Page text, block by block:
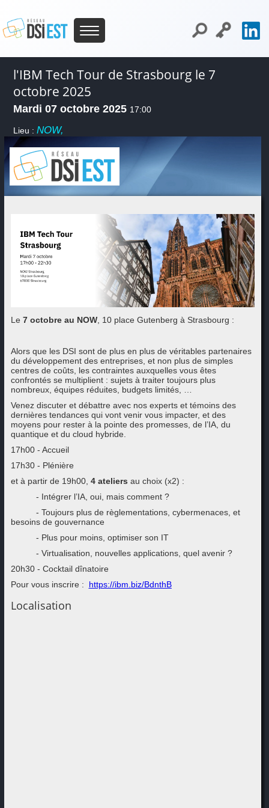
l'IBM Tech Tour de Strasbourg le 7
octobre 2025
Mardi 07 octobre 2025 17:00
Lieu : NOW,
Le 7 octobre au NOW, 10 place Gutenberg à Strasbourg :
Alors que les DSI sont de plus en plus de véritables partenaires
du développement des entreprises, et non plus de simples
centres de coûts, les contraintes auxquelles vous êtes
confrontés se multiplient : sujets à traiter toujours plus
nombreux, équipes réduites, budgets limités, …
Venez discuter et débattre avec nos experts et témoins des
dernières tendances qui vont venir vous impacter, et des
moyens pour rester à la pointe des promesses, de l’IA, du
quantique et du cloud hybride.
17h00 - Accueil
17h30 - Plénière
et à partir de 19h00, 4 ateliers au choix (x2) :
- Intégrer l’IA, oui, mais comment ?
- Toujours plus de règlementations, cybermenaces, et
besoins de gouvernance
- Plus pour moins, optimiser son IT
- Virtualisation, nouvelles applications, quel avenir ?
20h30 - Cocktail dînatoire
Pour vous inscrire : https://ibm.biz/BdnthB
Localisation